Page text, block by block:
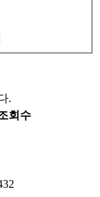
.
회수